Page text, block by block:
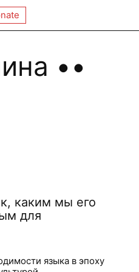
••
каким мы его
для
языка в эпоху